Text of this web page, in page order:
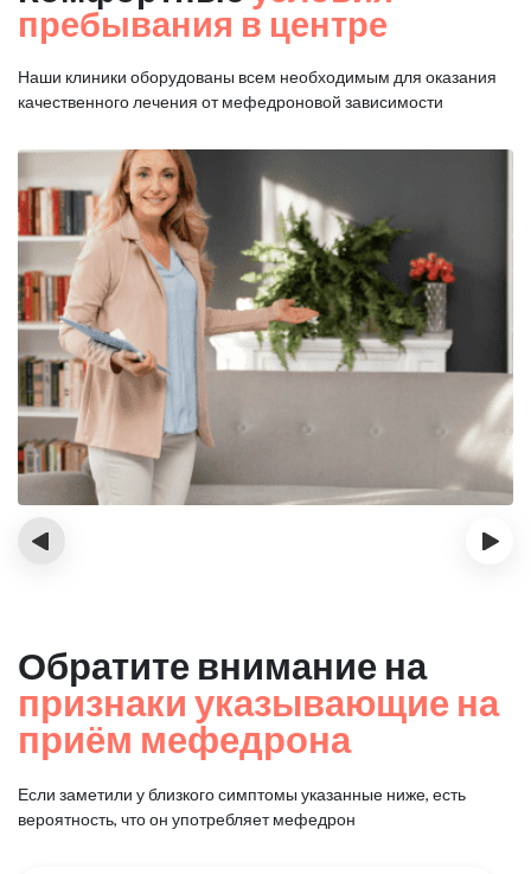
пребывания в центре
Наши клиники оборудованы всем необходимым для оказания
качественного лечения от мефедроновой зависимости
‹ ›
Обратите внимание на
признаки указывающие на
приём мефедрона
Если заметили у близкого симптомы указанные ниже, есть
вероятность, что он употребляет мефедрон